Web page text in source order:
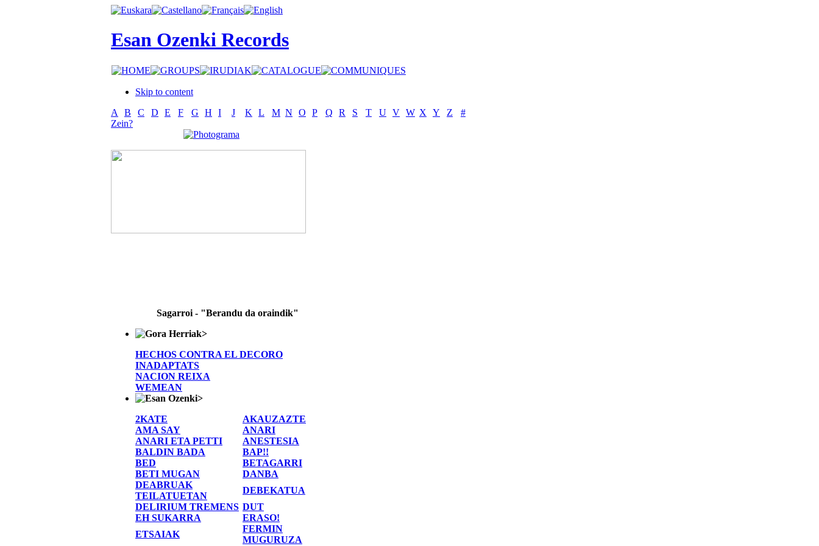
Esan Ozenki Records
Skip to content
A
B C D E F G H I J K L M N O P Q R S T U V W X Y Z
#
Zein?
Sagarroi - "Berandu da oraindik"
>
HECHOS CONTRA EL DECORO
INADAPTATS
NACION REIXA
WEMEAN
>
2KATE
AKAUZAZTE
AMA SAY
ANARI
ANARI ETA PETTI
ANESTESIA
BALDIN BADA
BAP!!
BED
BETAGARRI
BETI MUGAN
DANBA
DEABRUAK
TEILATUETAN
DEBEKATUA
DELIRIUM TREMENS DUT
EH SUKARRA
ERASO!
ETSAIAK
FERMIN
MUGURUZA